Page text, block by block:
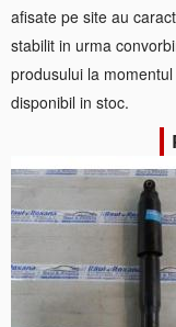
afisate pe site au
stabilit in urma
produsului la
disponibil in stoc.